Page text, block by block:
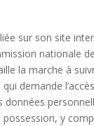
sur son site
nationale
la marche à
demande
données
possession, y